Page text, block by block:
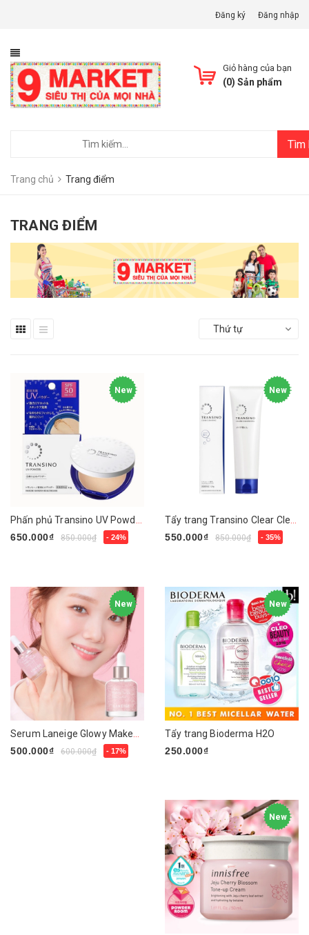
Đăng ký Đăng nhập
Giỏ hàng của bạn
(0) Sản phẩm
Tìm
Trang chủ Trang điểm
TRANG ĐIỂM
Thứ tự
New
650.000₫
850.000₫ - 24%
New
550.000₫
850.000₫ - 35%
New
500.000₫
600.000₫ - 17%
New
Tẩy trang Bioderma H2O
250.000₫
New